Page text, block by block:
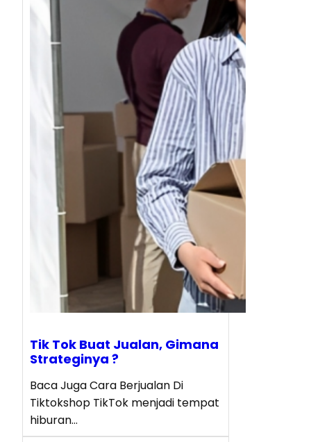
Tik Tok Buat Jualan, Gimana
Strateginya ?
Baca Juga Cara Berjualan Di
Tiktokshop TikTok menjadi tempat
hiburan…